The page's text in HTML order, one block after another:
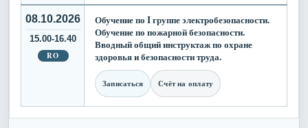
08.10.2026
15.00-16.40
RO
Обучение по I группе электробезопасности.
Обучение по пожарной безопасности.
Вводный общий инструктаж по охране
здоровья и безопасности труда.
Записаться Счёт на оплату